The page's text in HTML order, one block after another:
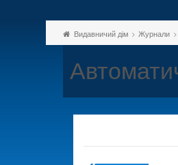
Видавничий дім Журнали